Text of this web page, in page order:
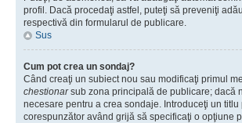
profil. Dacă procedaţi astfel, puteţi să preveniţi
respectivă din formularul de publicare.
Sus
Cum pot crea un sondaj?
Când creaţi un subiect nou sau modificaţi primul
chestionarsub zona principală de publicare; dacă
necesare pentru a crea sondaje. Introduceţi un
corespunzător având grijă să specificaţi o opţiune